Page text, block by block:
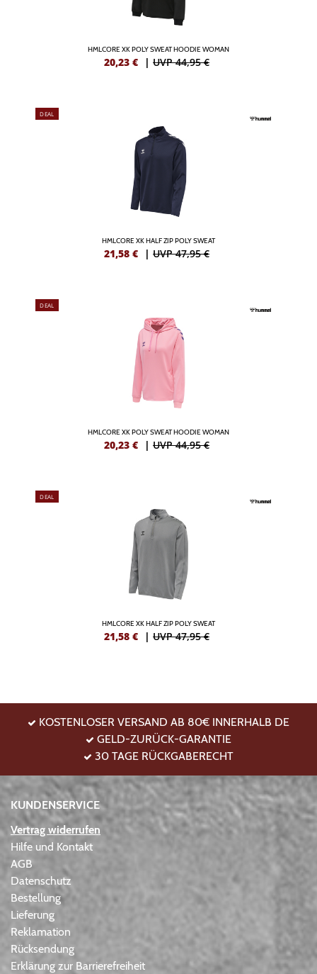
HMLCORE XK POLY SWEAT HOODIE WOMAN
20,23 € | UVP 44,95 €
DEAL
HMLCORE XK HALF ZIP POLY SWEAT
21,58 € | UVP 47,95 €
DEAL
HMLCORE XK POLY SWEAT HOODIE WOMAN
20,23 € | UVP 44,95 €
DEAL
HMLCORE XK HALF ZIP POLY SWEAT
21,58 € | UVP 47,95 €
KOSTENLOSER VERSAND AB 80€ INNERHALB DE
GELD-ZURÜCK-GARANTIE
30 TAGE RÜCKGABERECHT
KUNDENSERVICE
Vertrag widerrufen
Hilfe und Kontakt
AGB
Datenschutz
Bestellung
Lieferung
Reklamation
Rücksendung
Erklärung zur Barrierefreiheit